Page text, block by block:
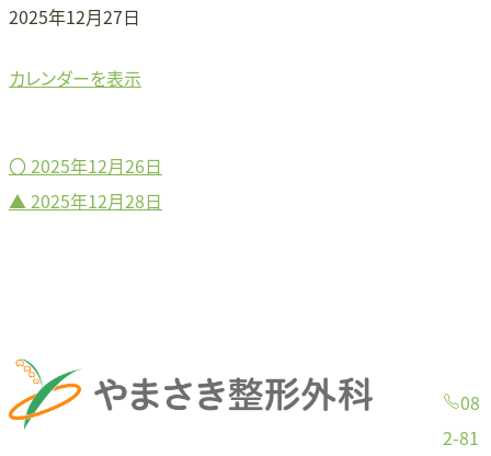
▲
2025年12月27日
カレンダーを表示
投
ゲ
ー
〇 2025年12月26日
▲ 2025年12月28日
08
2-81